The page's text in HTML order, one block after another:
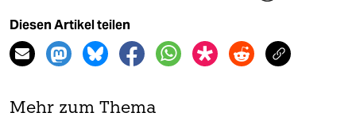
Diesen Artikel teilen
Mehr zum Thema